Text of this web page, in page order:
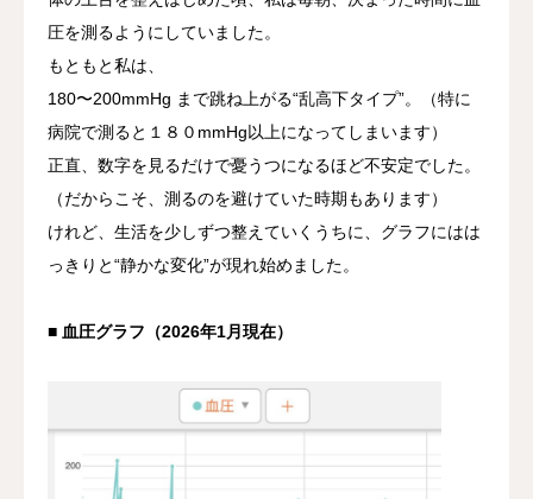
圧を測るようにしていました。
もともと私は、
180〜200mmHg まで跳ね上がる“乱高下タイプ”。
（特に
病院で測ると１８０mmHg以上になってしまいます）
正直、数字を見るだけで憂うつになるほど不安定でした。
（だからこそ、測るのを避けていた時期もあります）
けれど、生活を少しずつ整えていくうちに、グラフにはは
っきりと“静かな変化”が現れ始めました。
■ 血圧グラフ（2026年1月現在）